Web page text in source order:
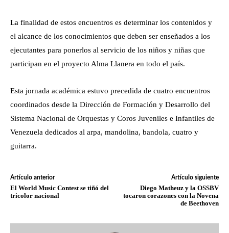
La finalidad de estos encuentros es determinar los contenidos y
el alcance de los conocimientos que deben ser enseñados a los
ejecutantes para ponerlos al servicio de los niños y niñas que
participan en el proyecto Alma Llanera en todo el país.
Esta jornada académica estuvo precedida de cuatro encuentros
coordinados desde la Dirección de Formación y Desarrollo del
Sistema Nacional de Orquestas y Coros Juveniles e Infantiles de
Venezuela dedicados al arpa, mandolina, bandola, cuatro y
guitarra.
Artículo anterior
El World Music Contest se tiñó del
tricolor nacional
Artículo siguiente
Diego Matheuz y la OSSBV
tocaron corazones con la Novena
de Beethoven